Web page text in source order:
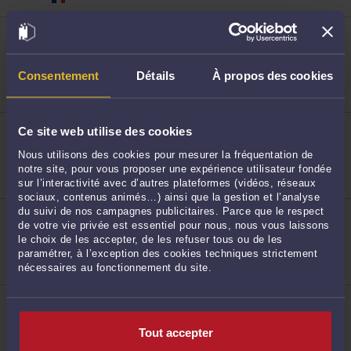
Consentement Détails À propos des cookies
Ce site web utilise des cookies
Nous utilisons des cookies pour mesurer la fréquentation de
notre site, pour vous proposer une expérience utilisateur fondée
sur l’interactivité avec d’autres plateformes (vidéos, réseaux
sociaux, contenus animés…) ainsi que la gestion et l’analyse
du suivi de nos campagnes publicitaires. Parce que le respect
de votre vie privée est essentiel pour nous, nous vous laissons
le choix de les accepter, de les refuser tous ou de les
paramétrer, à l’exception des cookies techniques strictement
nécessaires au fonctionnement du site.
Tout accepter
106
84 rue Jeanne d'Arc 76000 ROUEN
Droit de la sécurité sociale et de la protection
sociale
Droit du travail
Droit public
ME EDOUARD POIROT-BOURDAIN
33 place de la Pucelle 76000 ROUEN
Droit du travail
Droit bancaire et boursier
Droit immobilier
ME THOMAS COURVALIN
10 rue Thouret 76000 ROUEN
Droit de la sécurité sociale et de la protection
sociale
ME ERIC DI COSTANZO
72 rue Jeanne d'Arc 76000 ROUEN
Droit de la sécurité sociale et de la protection